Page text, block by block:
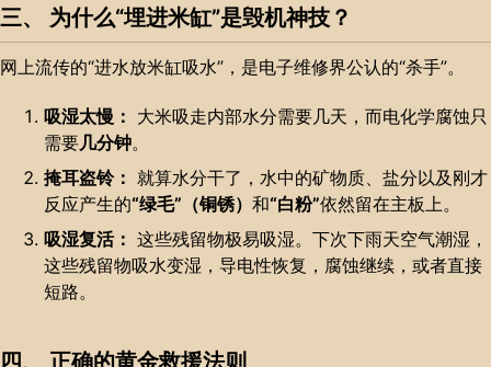
三、 为什么“埋进米缸”是毁机神技？
网上流传的“进水放米缸吸水”，是电子维修界公认的“杀手”。
吸湿太慢： 大米吸走内部水分需要几天，而电化学腐蚀只
需要几分钟。
掩耳盗铃： 就算水分干了，水中的矿物质、盐分以及刚才
反应产生的“绿毛”（铜锈） 和“白粉”依然留在主板上。
吸湿复活： 这些残留物极易吸湿。下次下雨天空气潮湿，
这些残留物吸水变湿，导电性恢复，腐蚀继续，或者直接
短路。
四、 正确的黄金救援法则